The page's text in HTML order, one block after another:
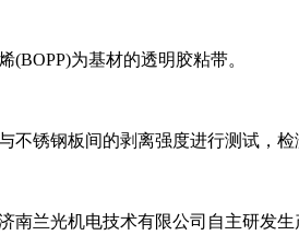
为基材的透明胶粘带。
不锈钢板间的剥离强度进行测试，
南兰光机电技术有限公司自主研发